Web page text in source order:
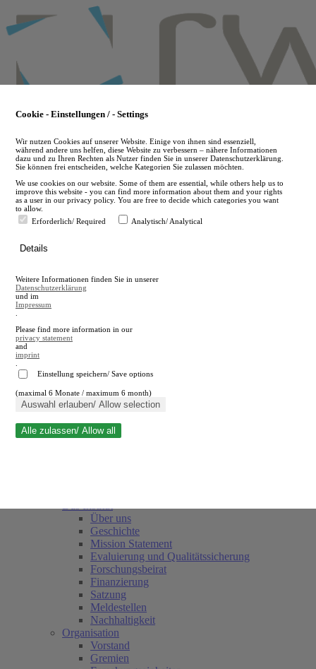
to
main
en
A
A
Suche schließen
Über uns
Geschichte
Mission Statement
Evaluierung und Qualitätssicherung
Forschungsbeirat
Finanzierung
Satzung
Meldestellen
Nachhaltigkeit
Organisation
Vorstand
Gremien
Cookie - Einstellungen / - Settings
Wir nutzen Cookies auf unserer Website. Einige von ihnen sind essenziell,
während andere uns helfen, diese Website zu verbessern – nähere Informationen
dazu und zu Ihren Rechten als Nutzer finden Sie in unserer Datenschutzerklärung.
Sie können frei entscheiden, welche Kategorien Sie zulassen möchten.
We use cookies on our website. Some of them are essential, while others help us to
improve this website - you can find more information about them and your rights
as a user in our privacy policy. You are free to decide which categories you want
to allow.
Erforderlich/ Required
Analytisch/ Analytical
Details
Weitere Informationen finden Sie in unserer
Datenschutzerklärung
und im
Impressum
Please find more information in our
privacy statement
and
imprint
Einstellung speichern/ Save options
(maximal 6 Monate / maximum 6 month)
Auswahl erlauben/ Allow selection
Alle zulassen/ Allow all